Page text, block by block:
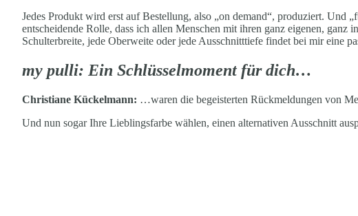
Jedes Produkt wird erst auf Bestellung, also „on demand“, produziert. Und
entscheidende Rolle, dass ich allen Menschen mit ihren ganz eigenen,
Schulterbreite, jede Oberweite oder jede Ausschnitttiefe findet bei mir eine
my pulli: Ein Schlüsselmoment für dich…
Christiane Kückelmann: …waren die begeisterten Rückmeldungen von
Und nun sogar Ihre Lieblingsfarbe wählen, einen alternativen Ausschnitt